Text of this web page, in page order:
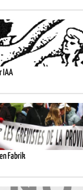
IAA
Fabrik